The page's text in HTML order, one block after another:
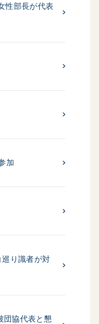
性部長が代表
加
り識者が対
団協代表と懇